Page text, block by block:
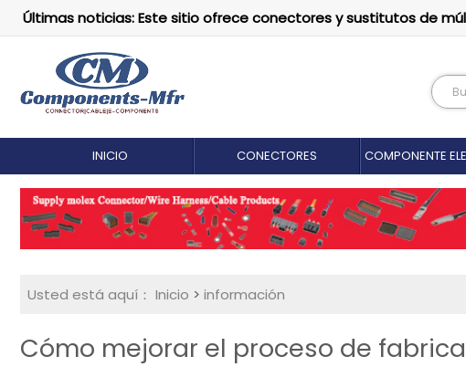
Últimas noticias: Este sitio ofrece conectores y sustitutos de
INICIO CONECTORES COMPONENTE
Usted está aquí： Inicio > información
Cómo mejorar el proceso de